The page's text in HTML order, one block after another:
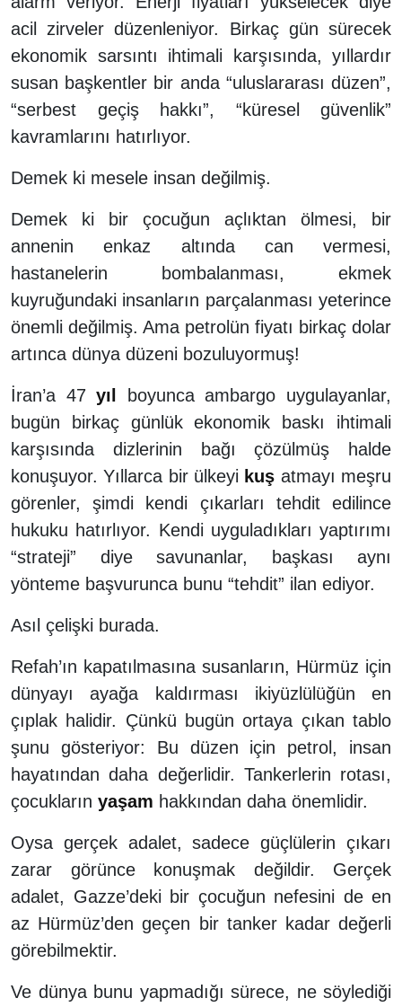
acil zirveler düzenleniyor. Birkaç gün sürecek
ekonomik sarsıntı ihtimali karşısında, yıllardır
susan başkentler bir anda “uluslararası düzen”,
“serbest geçiş hakkı”, “küresel güvenlik”
kavramlarını hatırlıyor.
Demek ki mesele insan değilmiş.
Demek ki bir çocuğun açlıktan ölmesi, bir
annenin enkaz altında can vermesi,
hastanelerin bombalanması, ekmek
kuyruğundaki insanların parçalanması yeterince
önemli değilmiş. Ama petrolün fiyatı birkaç dolar
artınca dünya düzeni bozuluyormuş!
İran’a 47yıl boyunca ambargo uygulayanlar,
bugün birkaç günlük ekonomik baskı ihtimali
karşısında dizlerinin bağı çözülmüş halde
konuşuyor. Yıllarca bir ülkeyi kuş atmayı meşru
görenler, şimdi kendi çıkarları tehdit edilince
hukuku hatırlıyor. Kendi uyguladıkları yaptırımı
“strateji” diye savunanlar, başkası aynı
yönteme başvurunca bunu “tehdit” ilan ediyor.
Asıl çelişki burada.
Refah’ın kapatılmasına susanların, Hürmüz için
dünyayı ayağa kaldırması ikiyüzlülüğün en
çıplak halidir. Çünkü bugün ortaya çıkan tablo
şunu gösteriyor: Bu düzen için petrol, insan
hayatından daha değerlidir. Tankerlerin rotası,
çocukların yaşam hakkından daha önemlidir.
Oysa gerçek adalet, sadece güçlülerin çıkarı
zarar görünce konuşmak değildir. Gerçek
adalet, Gazze’deki bir çocuğun nefesini de en
az Hürmüz’den geçen bir tanker kadar değerli
görebilmektir.
Ve dünya bunu yapmadığı sürece, ne söylediği